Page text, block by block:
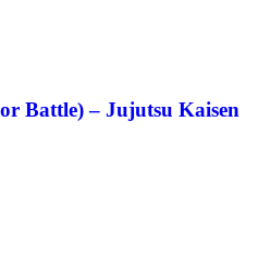
Battle) – Jujutsu Kaisen